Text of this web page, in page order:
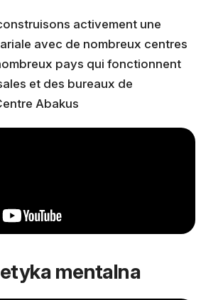
activement une
avec de nombreux centres
pays qui fonctionnent
et des bureaux de
Abakus
mentalna